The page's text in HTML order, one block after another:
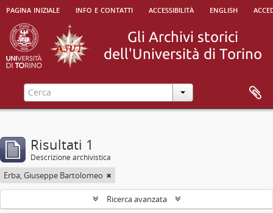
pagina iniziale info e contatti accessibilità english
Risultati 1
Descrizione archivistica
Erba, Giuseppe Bartolomeo
Ricerca avanzata